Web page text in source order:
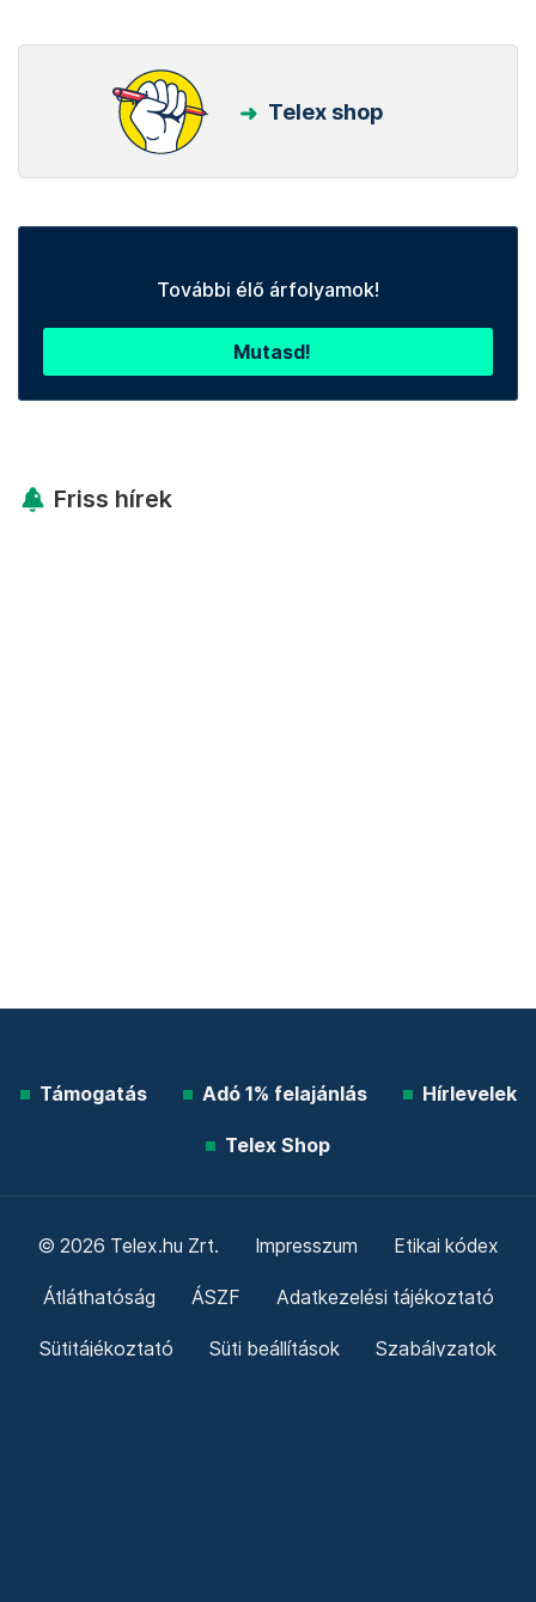
Telex shop
További élő árfolyamok!
Mutasd!
Friss hírek
Támogatás Adó 1% felajánlás Hírlevelek
Telex Shop
© 2026 Telex.hu Zrt. Impresszum Etikai kódex
Átláthatóság ÁSZF Adatkezelési tájékoztató
Sütitájékoztató Süti beállítások Szabályzatok